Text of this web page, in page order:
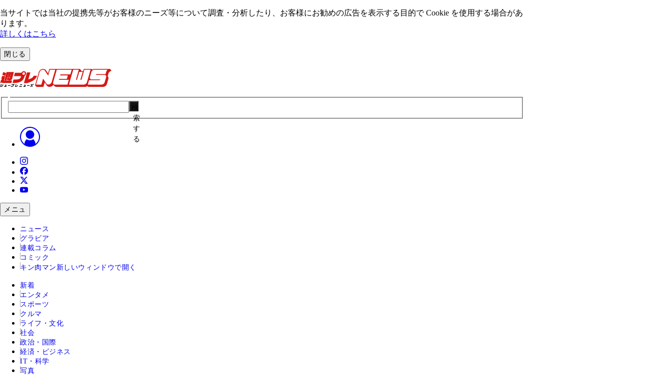
当サイトでは当社の提携先等がお客様のニーズ等について調査・分析したり、お客様にお勧めの広告を表⽰する⽬的で Cookie を使⽤する場合があ
ります。
詳しくはこちら
閉じる
索
す
る
メニュ
ニュース
グラビア
連載コラム
コミック
キン肉マン 新しいウィンドウで開く
新着
エンタメ
スポーツ
クルマ
ライフ・文化
社会
政治・国際
経済・ビジネス
IT・科学
写真